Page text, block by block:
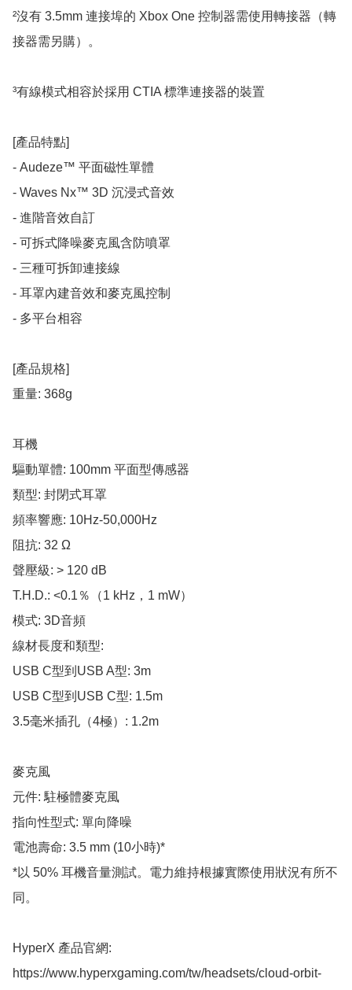
²沒有 3.5mm 連接埠的 Xbox One 控制器需使用轉接器（轉
接器需另購）。
³有線模式相容於採用 CTIA 標準連接器的裝置
[產品特點]
- Audeze™ 平面磁性單體
- Waves Nx™ 3D 沉浸式音效
- 進階音效自訂
- 可拆式降噪麥克風含防噴罩
- 三種可拆卸連接線
- 耳罩內建音效和麥克風控制
- 多平台相容
[產品規格]
重量: 368g
耳機
驅動單體: 100mm 平面型傳感器
類型: 封閉式耳罩
頻率響應: 10Hz-50,000Hz
阻抗: 32 Ω
聲壓級: > 120 dB
T.H.D.: <0.1％（1 kHz，1 mW）
模式: 3D音頻
線材長度和類型:
USB C型到USB A型: 3m
USB C型到USB C型: 1.5m
3.5毫米插孔（4極）: 1.2m
麥克風
元件: 駐極體麥克風
指向性型式: 單向降噪
電池壽命: 3.5 mm (10小時)*
*以 50% 耳機音量測試。電力維持根據實際使用狀況有所不
同。
HyperX 產品官網:
https://www.hyperxgaming.com/tw/headsets/cloud-orbit-